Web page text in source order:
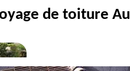
de toiture